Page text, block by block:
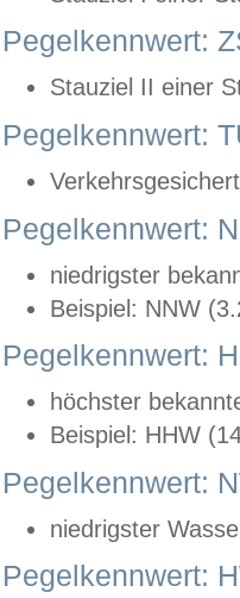
Pegelkennwert:
Stauziel II einer
Pegelkennwert:
Pegelkennwert:
niedrigster
Beispiel: NNW
Pegelkennwert:
höchster
Beispiel: HHW
Pegelkennwert:
niedrigster
Pegelkennwert: